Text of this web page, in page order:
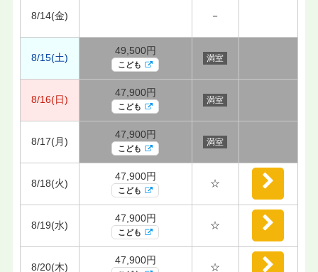
8/14(金) －
8/15(土)
49,500円
こども
満室
8/16(日)
47,900円
こども
満室
8/17(月)
47,900円
こども
満室
8/18(火)
47,900円
こども
☆
8/19(水)
47,900円
こども
☆
8/20(木)
47,900円
☆